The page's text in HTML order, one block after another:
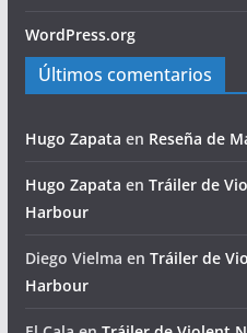
WordPress.org
Últimos comentarios
Hugo Zapata en Reseña de
Hugo Zapata en Tráiler de
Harbour
Diego Vielma en Tráiler de
Harbour